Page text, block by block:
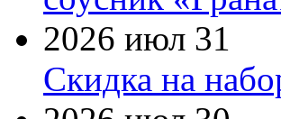
2026 июл 31
Скидка на